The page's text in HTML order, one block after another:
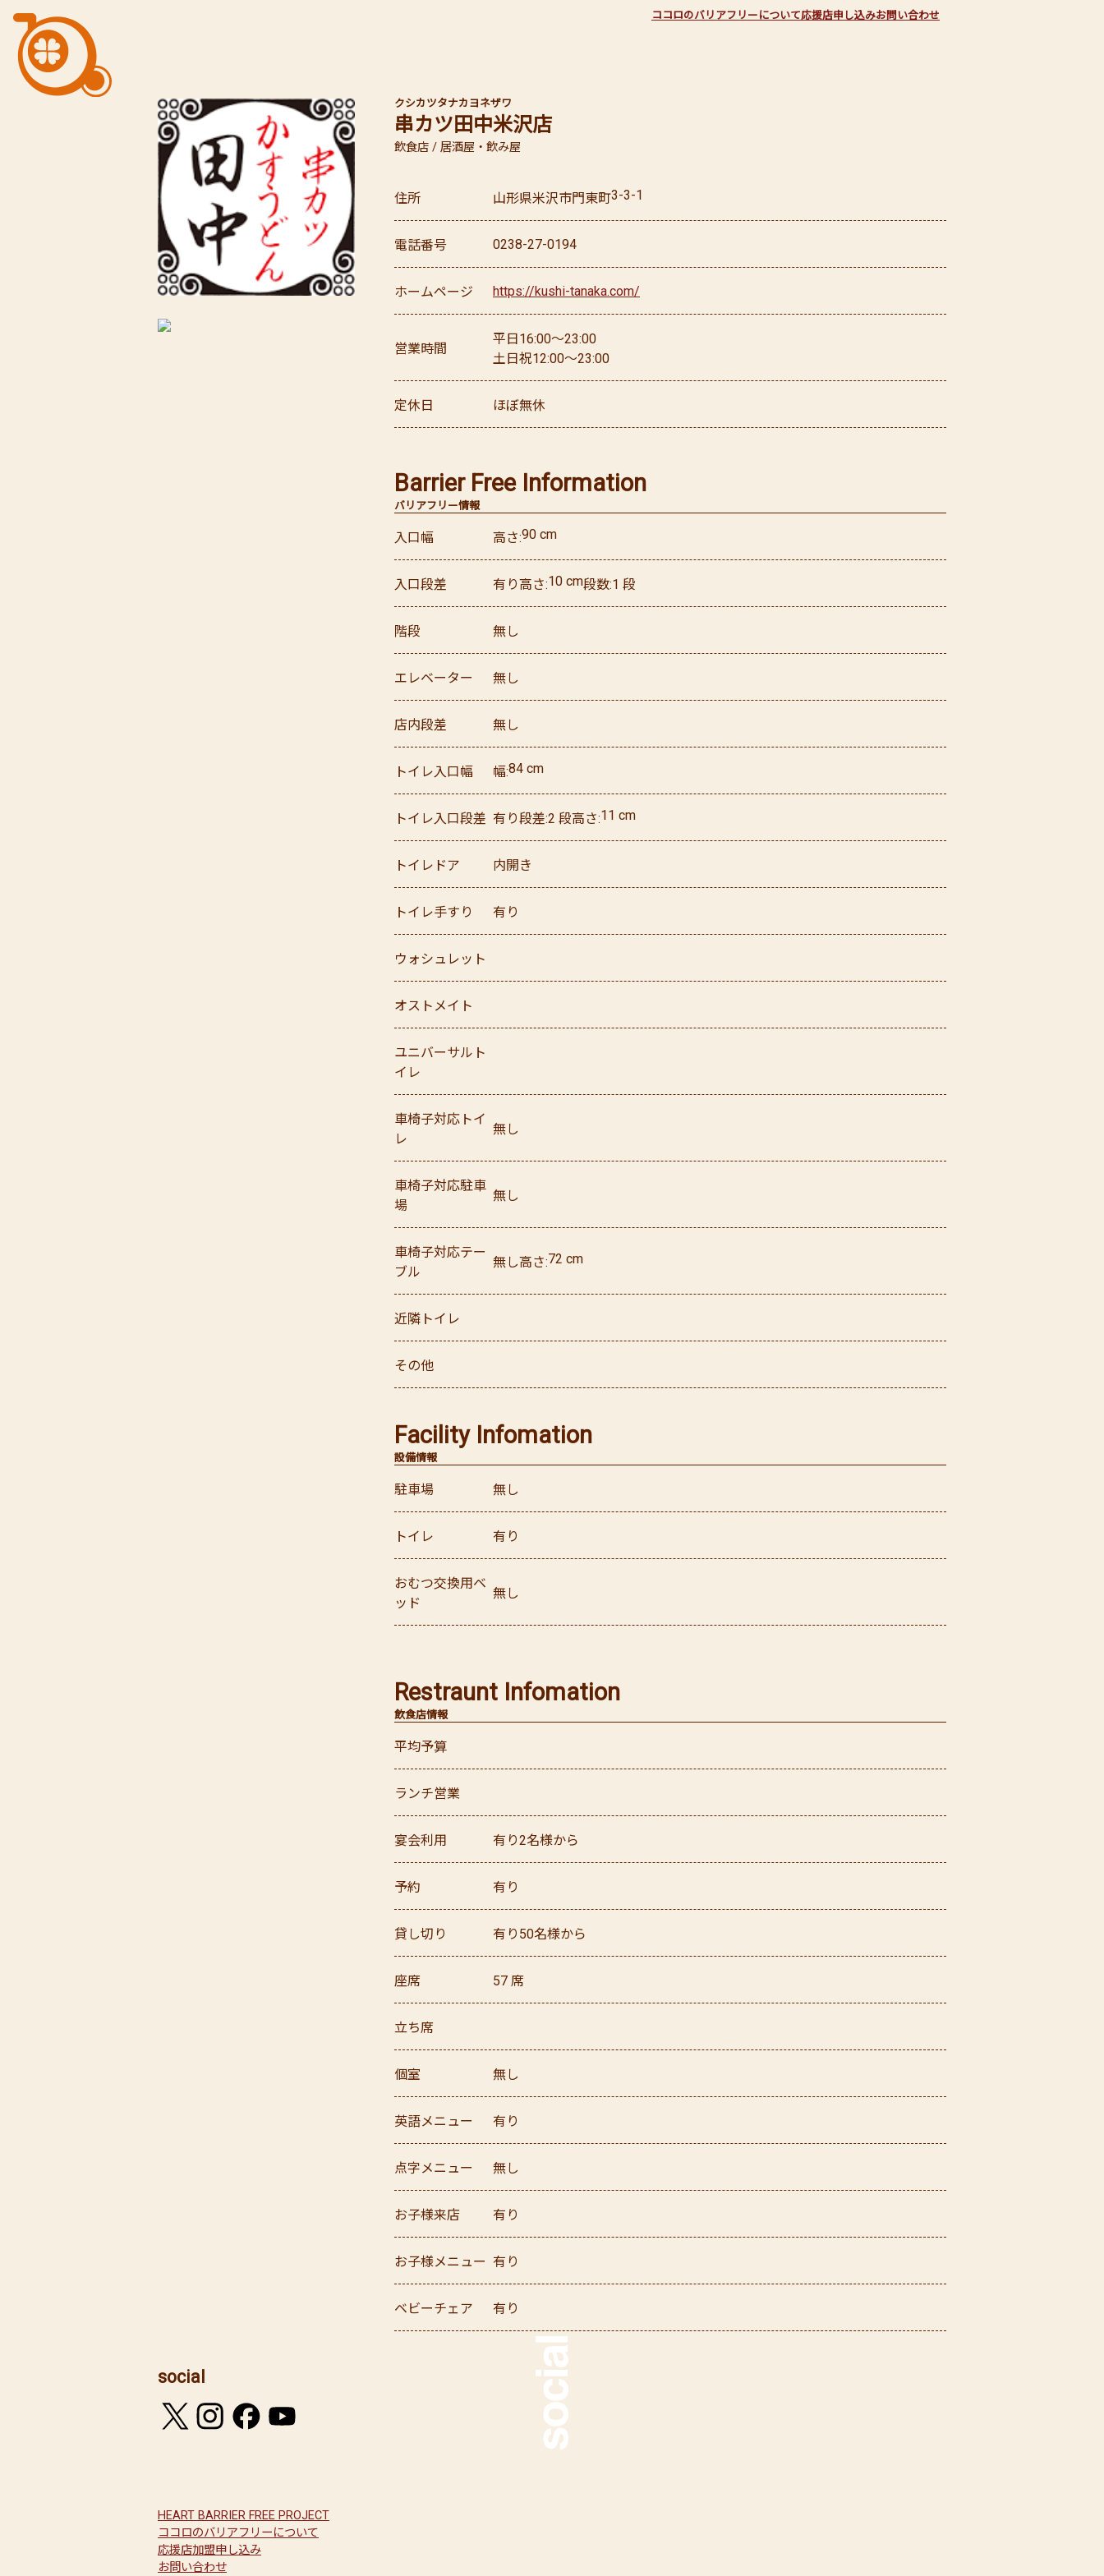
ココロのバリアフリーについて応援店申し込みお問い合わせ
串カツ田中米沢店
クシカツタナカ ヨネザワ
飲食店 / 居酒屋・飲み屋
住所 山形県米沢市門東町3-3-1
電話番号 0238-27-0194
ホームページ https://kushi-tanaka.com/
営業時間
平日16:00～23:00
土日祝12:00～23:00
定休日 ほぼ無休
バリアフリー情報
Barrier Free Information
入口幅 高さ 90 cm
入口段差 有り高さ 10 cm段数 1 段
階段 無し
エレベーター 無し
店内段差 無し
トイレ入口幅 幅84 cm
トイレ入口段差 有り段差 2 段高さ 11 cm
トイレドア 内開き
トイレ手すり 有り
ウォシュレット
オストメイト
ユニバーサルト
イレ
車椅子対応トイ
レ
無し
車椅子対応駐車
場
無し
車椅子対応テー
ブル
無し高さ 72 cm
近隣トイレ
その他
設備情報
Facility Infomation
駐車場 無し
トイレ 有り
おむつ交換用ベ
ッド
無し
飲食店情報
Restraunt Infomation
平均予算
ランチ営業
宴会利用 有り2名様から
予約 有り
貸し切り 有り 50名様から
座席 57 席
立ち席
個室 無し
英語メニュー 有り
点字メニュー 無し
お子様来店 有り
お子様メニュー 有り
ベビーチェア 有り
social
HEART BARRIER FREE PROJECT
ココロのバリアフリーについて
応援店加盟申し込み
お問い合わせ